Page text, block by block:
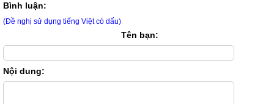
Bình luận:
(Đề nghị sử dụng tiếng Việt có dấu)
Tên bạn:
Nội dung: